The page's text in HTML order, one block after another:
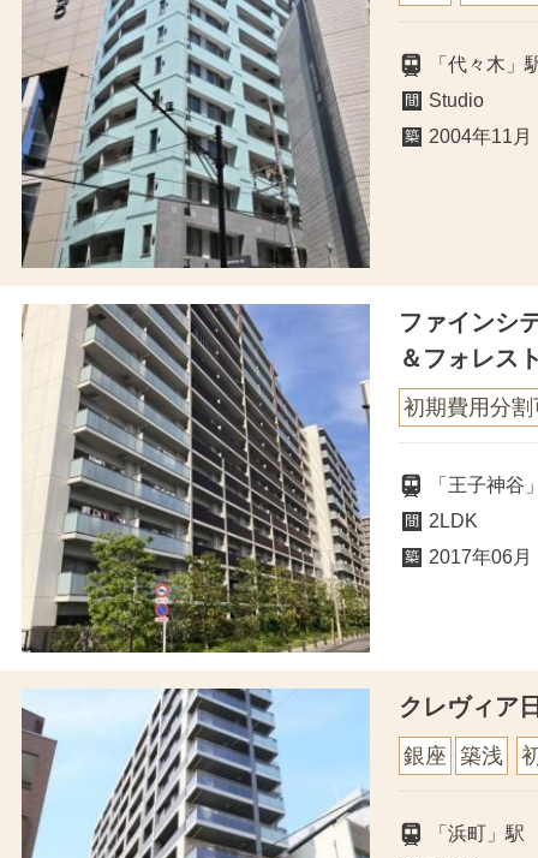
「代々木
Studio
2004年11月
ファインシ
＆フォレス
初期費用分割
「王子神
2LDK
2017年06月
クレヴィア
銀座 築浅
「浜町」